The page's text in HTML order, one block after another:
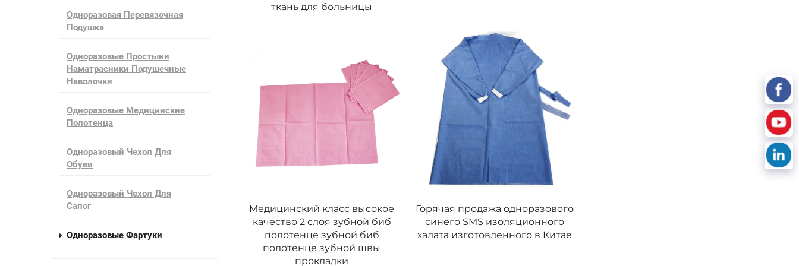
Одноразовая Перевязочная
Подушка
Одноразовые Простыни
Наматрасники Подушечные
Наволочки
Одноразовые Медицинские
Полотенца
Одноразовый Чехол Для
Обуви
Одноразовый Чехол Для
Сапог
Одноразовые Фартуки
ткань для больницы
Медицинский класс высокое
качество 2 слоя зубной биб
полотенце зубной биб
полотенце зубной швы
прокладки
Горячая продажа одноразового
синего SMS изоляционного
халата изготовленного в Китае